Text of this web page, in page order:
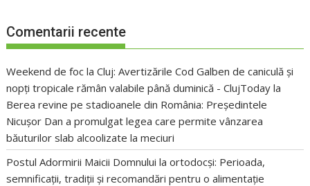
Comentarii recente
Weekend de foc la Cluj: Avertizările Cod Galben de caniculă și
nopți tropicale rămân valabile până duminică - ClujToday la
Berea revine pe stadioanele din România: Președintele
Nicușor Dan a promulgat legea care permite vânzarea
băuturilor slab alcoolizate la meciuri
Postul Adormirii Maicii Domnului la ortodocși: Perioada,
semnificații, tradiții și recomandări pentru o alimentație